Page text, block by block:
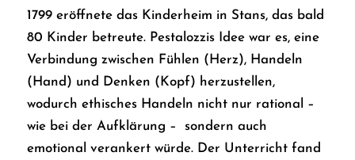
1799 eröffnete das Kinderheim in Stans, das bald
80 Kinder betreute. Pestalozzis Idee war es, eine
Verbindung zwischen Fühlen (Herz), Handeln
(Hand) und Denken (Kopf) herzustellen,
wodurch ethisches Handeln nicht nur rational –
wie bei der Aufklärung – sondern auch
emotional verankert würde. Der Unterricht fand